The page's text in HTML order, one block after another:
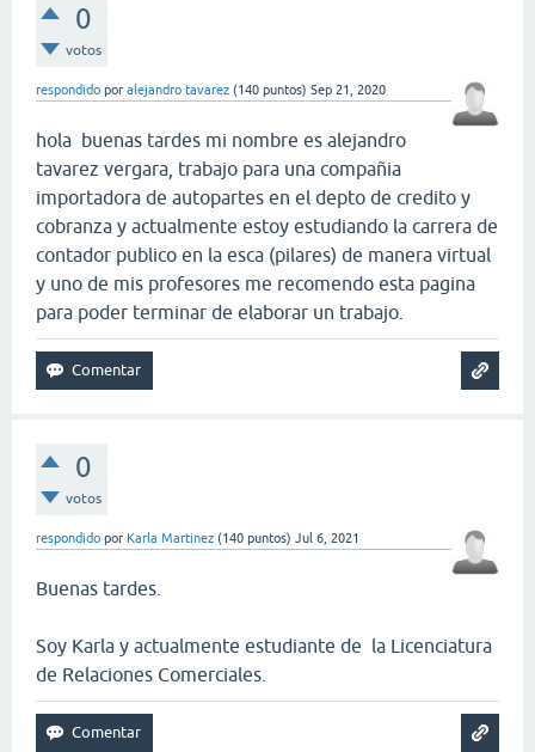
0
votos
respondido por alejandro tavarez (140 puntos) Sep 21, 2020
hola buenas tardes mi nombre es alejandro
tavarez vergara, trabajo para una compañia
importadora de autopartes en el depto de credito y
cobranza y actualmente estoy estudiando la carrera de
contador publico en la esca (pilares) de manera virtual
y uno de mis profesores me recomendo esta pagina
para poder terminar de elaborar un trabajo.
0
votos
respondido por Karla Martinez (140 puntos) Jul 6, 2021
Buenas tardes.
Soy Karla y actualmente estudiante de la Licenciatura
de Relaciones Comerciales.